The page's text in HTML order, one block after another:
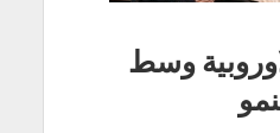
وسط